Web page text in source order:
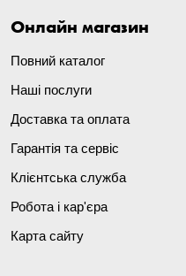
Онлайн магазин
Повний каталог
Наші послуги
Доставка та оплата
Гарантія та сервіс
Клієнтська служба
Робота і кар'єра
Карта сайту